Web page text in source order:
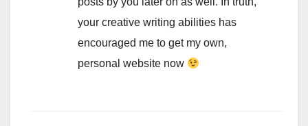
your creative writing abilities has
encouraged me to get my own,
personal website now